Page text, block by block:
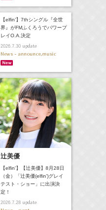
【elfin’】7thシングル『全世
界』がFMふくろうでパワープ
レイO.A.決定
2026.7.30update
News - announce,music
辻美優
【elfin'】【辻美優】8月28日
（金）「辻美優(elfin')グレイ
テスト・ショー」に出演決
定！
2026.7.28update